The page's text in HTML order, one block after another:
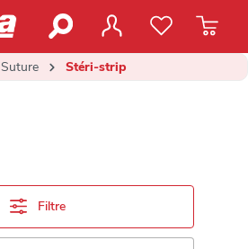
Suture Stéri-strip
Filtre